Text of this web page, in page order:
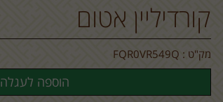
קורדיליין אטום
מק"ט : FQR0VR549Q